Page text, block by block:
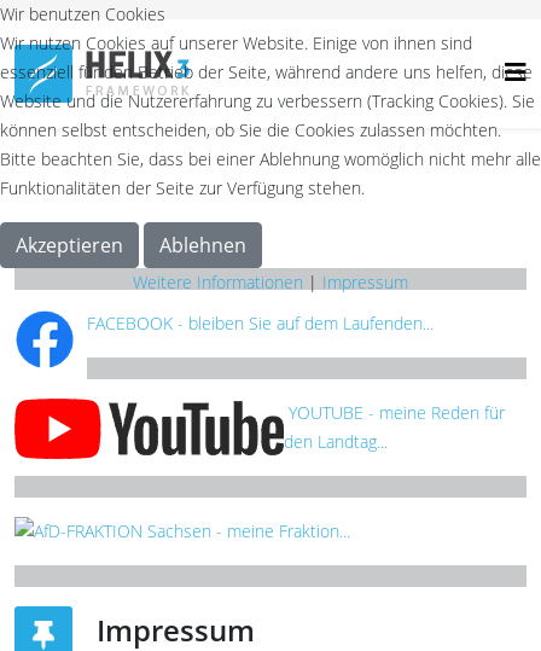
FACEBOOK - bleiben Sie auf dem Laufenden...
YOUTUBE - meine Reden für
den Landtag...
AfD-FRAKTION Sachsen - meine Fraktion...
Impressum
Wir benutzen Cookies
Wir nutzen Cookies auf unserer Website. Einige von ihnen sind
essenziell für den Betrieb der Seite, während andere uns helfen, diese
Website und die Nutzererfahrung zu verbessern (Tracking Cookies). Sie
können selbst entscheiden, ob Sie die Cookies zulassen möchten.
Bitte beachten Sie, dass bei einer Ablehnung womöglich nicht mehr alle
Funktionalitäten der Seite zur Verfügung stehen.
Akzeptieren Ablehnen
Weitere Informationen | Impressum